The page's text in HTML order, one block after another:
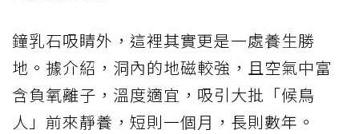
鐘乳石吸睛外，這裡其實更是一處養生勝
地。據介紹，洞內的地磁較強，且空氣中富
含負氧離子，溫度適宜，吸引大批「候鳥
人」前來靜養，短則一個月，長則數年。